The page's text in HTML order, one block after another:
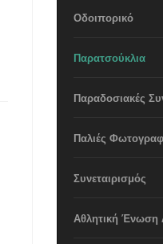
Οδοιπορικό
Παρατσούκλια
Παραδοσιακές
Παλιές
Συνεταιρισμός
Αθλητική Ένωση